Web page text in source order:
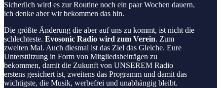
Sicherlich wird es zur Routine noch ein paar Wochen dauern,
ich denke aber wir bekommen das hin.
Die größte Änderung die aber auf uns zu kommt, ist nicht die
schlechteste. Evosonic Radio wird zum Verein. Zum
zweiten Mal. Auch diesmal ist das Ziel das Gleiche. Eure
Unterstützung in Form von Mitgliedsbeiträgen zu
bekommen, damit die Zukunft von UNSEREM Radio
erstens gesichert ist, zweitens das Programm und damit das
wichtigste, die Musik, werbefrei und unabhängig bleibt.